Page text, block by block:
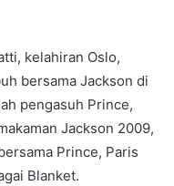
kelahiran Oslo,
bersama Jackson di
pengasuh Prince,
Jackson 2009,
Prince, Paris
Blanket.